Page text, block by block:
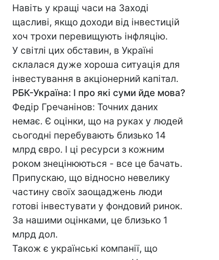
Навіть у кращі часи на Заході
щасливі, якщо доходи від інвестицій
хоч трохи перевищують інфляцію.
У світлі цих обставин, в Україні
склалася дуже хороша ситуація для
інвестування в акціонерний капітал.
РБК-Україна: І про які суми йде мова?
Федір Гречанінов: Точних даних
немає. Є оцінки, що на руках у людей
сьогодні перебувають близько 14
млрд євро. І ці ресурси з кожним
роком знецінюються - все це бачать.
Припускаю, що відносно невелику
частину своїх заощаджень люди
готові інвестувати у фондовий ринок.
За нашими оцінками, це близько 1
млрд дол.
Також є українські компанії, що